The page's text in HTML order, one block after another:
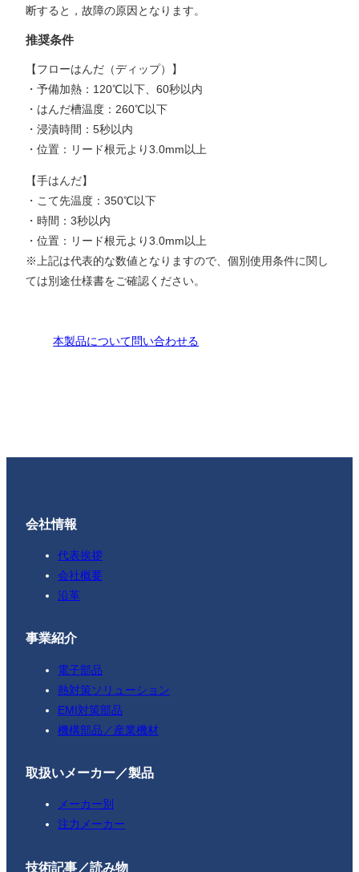
断すると，故障の原因となります。
推奨条件
【フローはんだ（ディップ）】
・予備加熱：120℃以下、60秒以内
・はんだ槽温度：260℃以下
・浸漬時間：5秒以内
・位置：リード根元より3.0mm以上
【手はんだ】
・こて先温度：350℃以下
・時間：3秒以内
・位置：リード根元より3.0mm以上
※上記は代表的な数値となりますので、個別使用条件に関し
ては別途仕様書をご確認ください。
本製品について問い合わせる
会社情報
代表挨拶
会社概要
沿革
事業紹介
電子部品
熱対策ソリューション
EMI対策部品
機構部品／産業機材
取扱いメーカー／製品
メーカー別
注力メーカー
技術記事／読み物